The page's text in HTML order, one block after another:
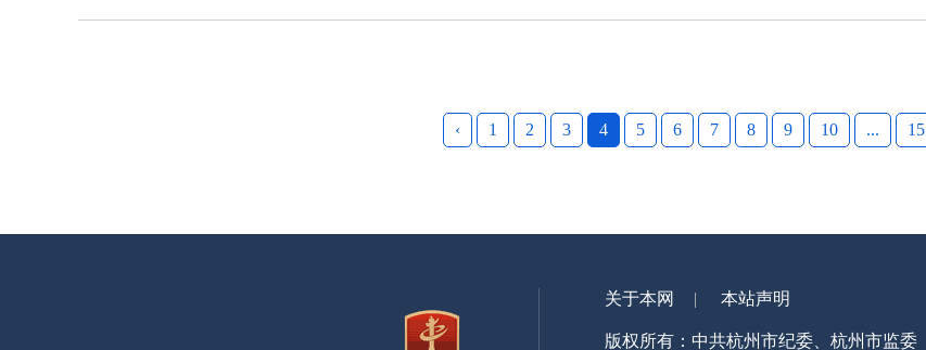
‹ 1 2 3 4 5 6 7 8 9 10 ... 15
关于本网 本站声明
版权所有：中共杭州市纪委、杭州市监委